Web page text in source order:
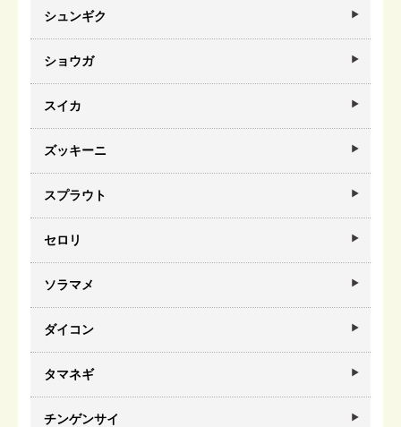
シュンギク
ショウガ
スイカ
ズッキーニ
スプラウト
セロリ
ソラマメ
ダイコン
タマネギ
チンゲンサイ